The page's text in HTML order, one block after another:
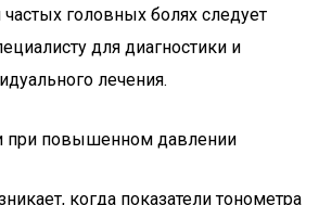
головных болях следует
для диагностики и
лечения.
при повышенном давлении
когда показатели тонометра